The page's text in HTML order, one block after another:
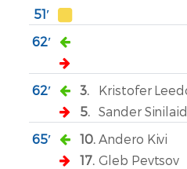
51′
62′
62′
3.
Kristofer
5. Sander Sinilaid
65′
10. Andero Kivi
17. Gleb Pevtsov